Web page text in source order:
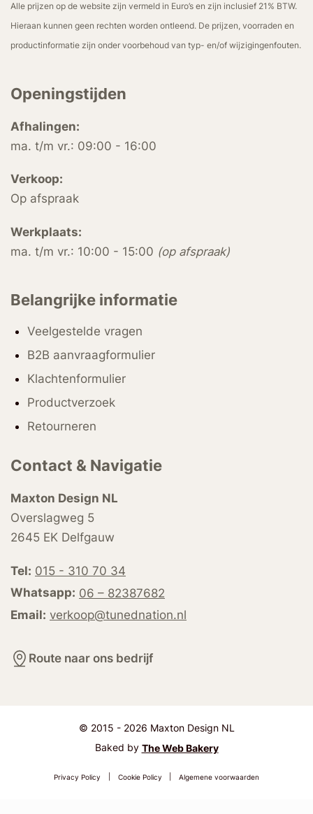
Alle prijzen op de website zijn vermeld in Euro’s en zijn inclusief 21% BTW.
Hieraan kunnen geen rechten worden ontleend. De prijzen, voorraden en
productinformatie zijn onder voorbehoud van typ- en/of wijzigingenfouten.
Openingstijden
Afhalingen:
ma. t/m vr.: 09:00 - 16:00
Verkoop:
Op afspraak
Werkplaats:
ma. t/m vr.: 10:00 - 15:00 (op afspraak)
Belangrijke informatie
Veelgestelde vragen
B2B aanvraagformulier
Klachtenformulier
Productverzoek
Retourneren
Contact & Navigatie
Maxton Design NL
Overslagweg 5
2645 EK Delfgauw
Tel: 015 - 310 70 34
Whatsapp: 06 – 82387682
Email: verkoop@tunednation.nl
Route naar ons bedrijf
© 2015 - 2026 Maxton Design NL
Baked by The Web Bakery
Privacy Policy Cookie Policy Algemene voorwaarden